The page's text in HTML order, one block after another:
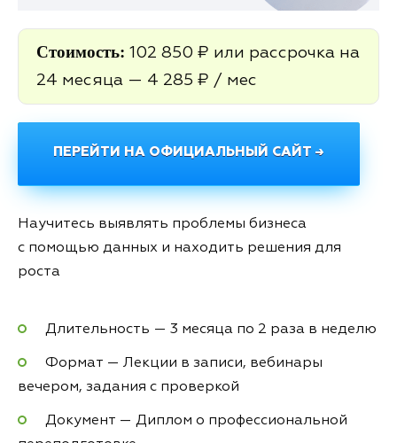
Стоимость: 102 850 ₽ или рассрочка на
24 месяца — 4 285 ₽ / мес
ПЕРЕЙТИ НА ОФИЦИАЛЬНЫЙ САЙТ →
Научитесь выявлять проблемы бизнеса
с помощью данных и находить решения для
роста
Длительность — 3 месяца по 2 раза в неделю
Формат — Лекции в записи, вебинары
вечером, задания с проверкой
Документ — Диплом о профессиональной